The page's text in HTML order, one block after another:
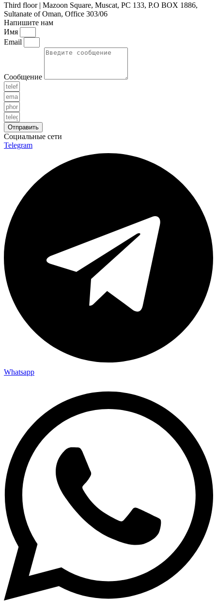
Third floor | Mazoon Square, Muscat, PC 133, P.O BOX 1886,
Sultanate of Oman, Office 303/06
Напишите нам
Имя
Email
Сообщение
Отправить
Социальные сети
Telegram
Whatsapp